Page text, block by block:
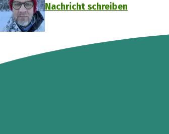
Nachricht schreiben